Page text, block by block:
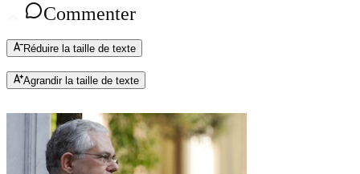
Commenter
Réduire la taille de texte
Agrandir la taille de texte